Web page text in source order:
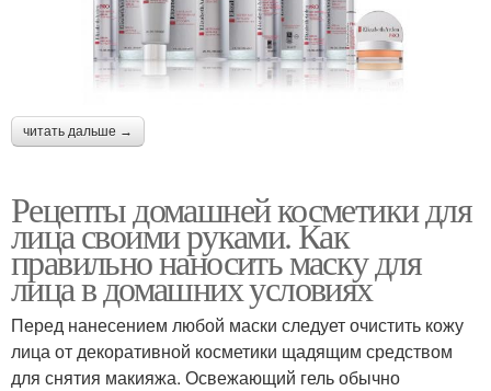
читать дальше →
Рецепты домашней косметики для
лица своими руками. Как
правильно наносить маску для
лица в домашних условиях
Перед нанесением любой маски следует очистить кожу
лица от декоративной косметики щадящим средством
для снятия макияжа. Освежающий гель обычно